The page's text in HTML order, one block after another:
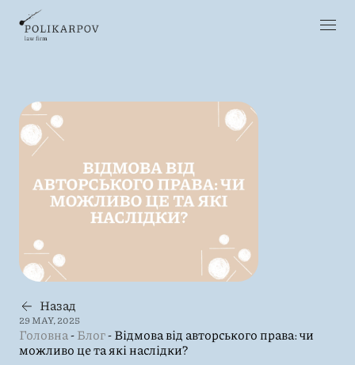
Назад
29 MAY, 2025
Головна-Блог-Відмова від авторського права: чи
можливо це та які наслідки?